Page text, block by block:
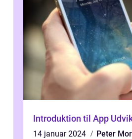
Introduktion til App
14 januar 2024
Peter